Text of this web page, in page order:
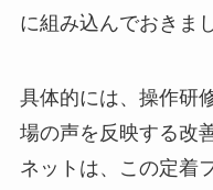
に組み込んでおきま
具体的には、操作研
場の声を反映する改
ネットは、この定着